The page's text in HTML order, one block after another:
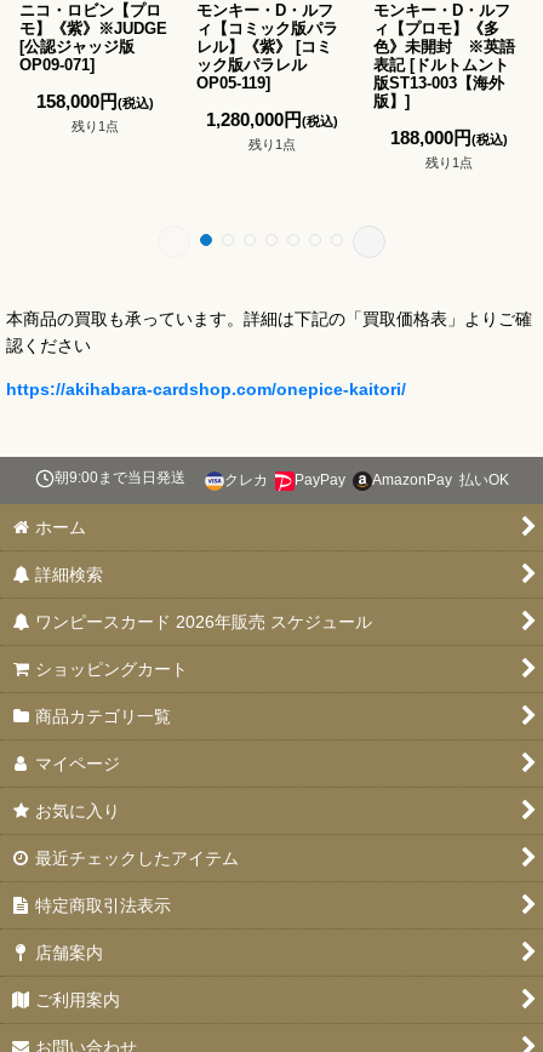
ニコ・ロビン【プロ
モ】《紫》※JUDGE
[公認ジャッジ版
OP09-071]
158,000円(税込)
残り1点
モンキー・D・ルフ
ィ【コミック版パラ
レル】《紫》
[コミ
ック版パラレル
OP05-119]
1,280,000円(税込)
残り1点
モンキー・D・ルフ
ィ【プロモ】《多
色》未開封 ※英語
表記 [ドルトムント
版ST13-003【海外
版】 ]
188,000円(税込)
残り1点
本商品の買取も承っています。詳細は下記の「買取価格表」よりご確
認ください
https://akihabara-cardshop.com/onepice-kaitori/
朝9:00まで当日発送 クレカ PayPay AmazonPay 払いOK
ホーム
詳細検索
ワンピースカード 2026年販売 スケジュール
ショッピングカート
商品カテゴリ一覧
マイページ
お気に入り
最近チェックしたアイテム
特定商取引法表示
店舗案内
ご利用案内
お問い合わせ